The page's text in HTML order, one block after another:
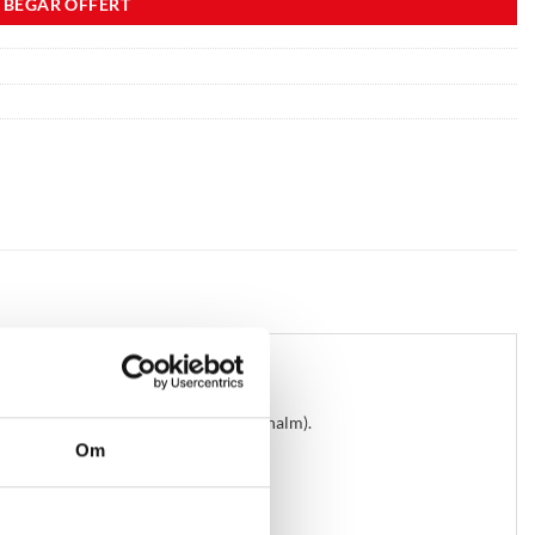
Om
också för storbal.
ca. 18 m (t.ex. vid spridning av halm).